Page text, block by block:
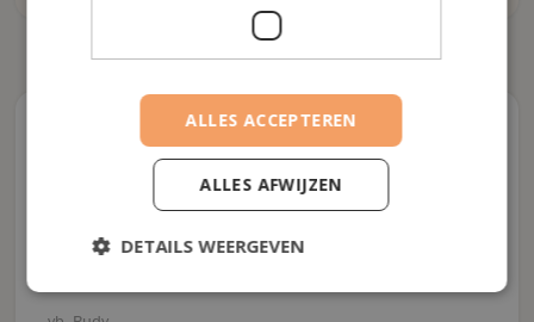
Contactformulier
Vertel ons over uzelf
ALLES ACCEPTEREN
ALLES AFWIJZEN
DETAILS WEERGEVEN